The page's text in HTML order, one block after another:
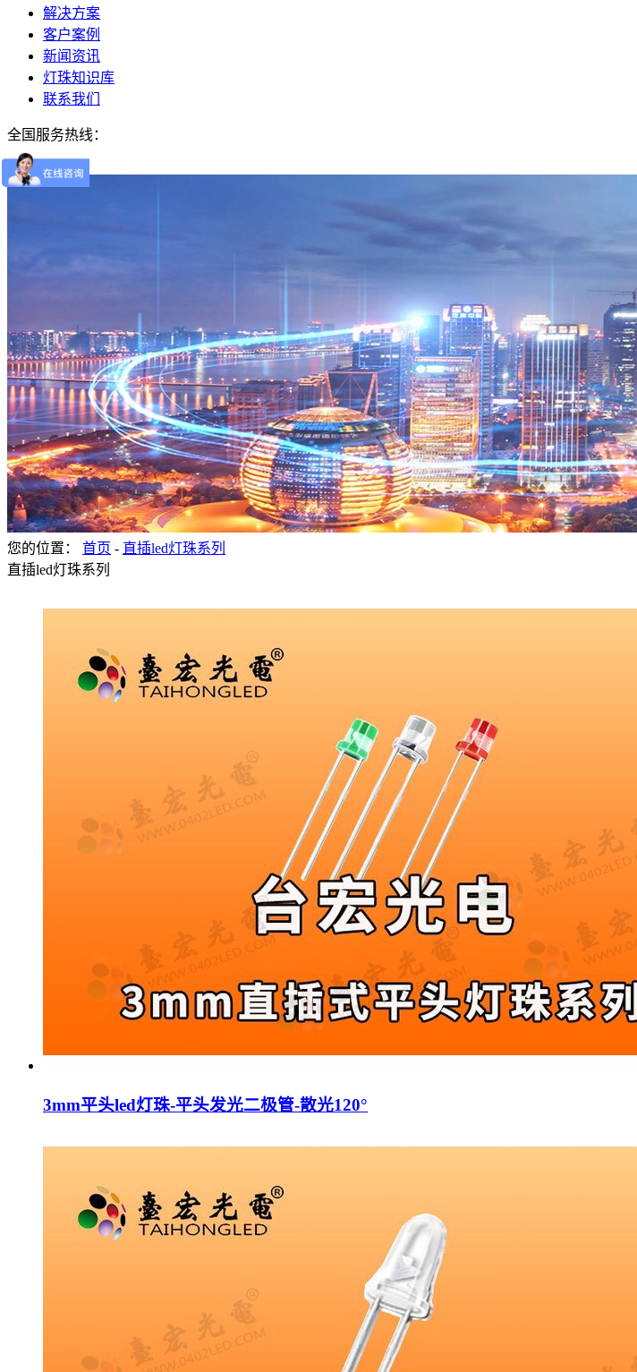
解决方案
客户案例
新闻资讯
灯珠知识库
联系我们
全国服务热线：
400-689-8189
您的位置： 首页 - 直插led灯珠系列
直插led灯珠系列
3mm平头led灯珠-平头发光二极管-散光120°